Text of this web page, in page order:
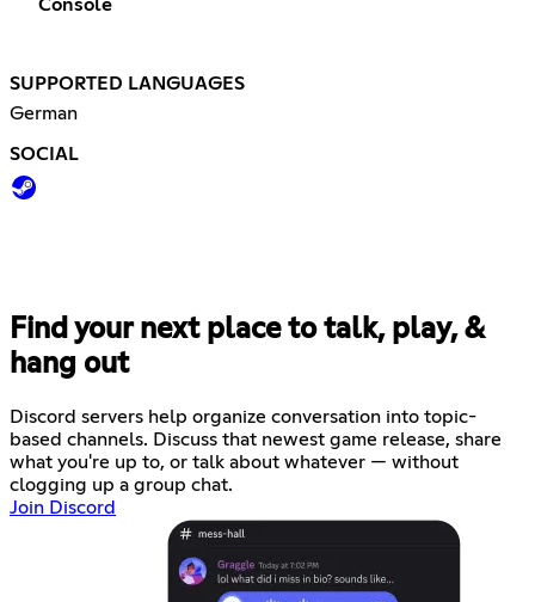
Console
SUPPORTED LANGUAGES
German
SOCIAL
Find your next place to talk, play, &
hang out
Discord servers help organize conversation into topic-
based channels. Discuss that newest game release, share
what you're up to, or talk about whatever — without
clogging up a group chat.
Join Discord